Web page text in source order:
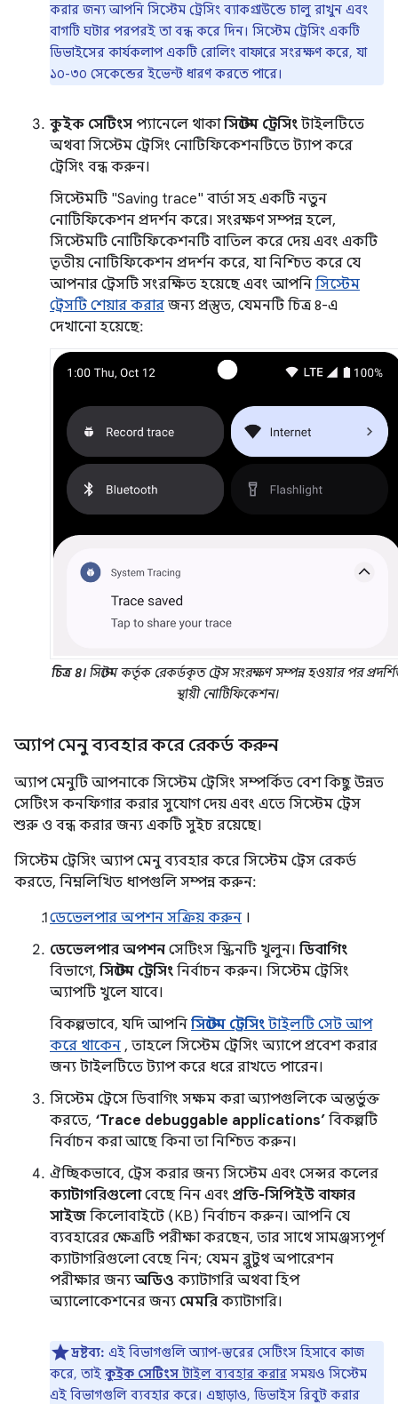
করার জন্য আপনি সিস্টেম ট্রেসিং ব্যাকগ্রাউন্ডে চালু রাখুন এবং
বাগটি ঘটার পরপরই তা বন্ধ করে দিন। সিস্টেম ট্রেসিং একটি
ডিভাইসের কার্যকলাপ একটি রোলিং বাফারে সংরক্ষণ করে, যা
১০-৩০ সেকেন্ডের ইভেন্ট ধারণ করতে পারে।
কুইক সেটিংস প্যানেলে থাকাসিস্টেম ট্রেসিং টাইলটিতে
অথবা সিস্টেম ট্রেসিং নোটিফিকেশনটিতে ট্যাপ করে
ট্রেসিং বন্ধ করুন।
সিস্টেমটি "Saving trace" বার্তা সহ একটি নতুন
নোটিফিকেশন প্রদর্শন করে। সংরক্ষণ সম্পন্ন হলে,
সিস্টেমটি নোটিফিকেশনটি বাতিল করে দেয় এবং একটি
তৃতীয় নোটিফিকেশন প্রদর্শন করে, যা নিশ্চিত করে যে
আপনার ট্রেসটি সংরক্ষিত হয়েছে এবং আপনি সিস্টেম
ট্রেসটি শেয়ার করার জন্য প্রস্তুত, যেমনটি চিত্র ৪-এ
দেখানো হয়েছে:
চিত্র ৪।সিস্টেম কর্তৃক রেকর্ডকৃত ট্রেস সংরক্ষণ সম্পন্ন হওয়ার পর
স্থায়ী নোটিফিকেশন।
অ্যাপ মেনু ব্যবহার করে রেকর্ড করুন
অ্যাপ মেনুটি আপনাকে সিস্টেম ট্রেসিং সম্পর্কিত বেশ কিছু উন্নত
সেটিংস কনফিগার করার সুযোগ দেয় এবং এতে সিস্টেম ট্রেস
শুরু ও বন্ধ করার জন্য একটি সুইচ রয়েছে।
সিস্টেম ট্রেসিং অ্যাপ মেনু ব্যবহার করে সিস্টেম ট্রেস রেকর্ড
করতে, নিম্নলিখিত ধাপগুলি সম্পন্ন করুন:
ডেভেলপার অপশন সক্রিয় করুন ।
ডেভেলপার অপশন সেটিংস স্ক্রিনটি খুলুন। ডিবাগিং
বিভাগে, সিস্টেম ট্রেসিং নির্বাচন করুন। সিস্টেম ট্রেসিং
অ্যাপটি খুলে যাবে।
বিকল্পভাবে, যদি আপনি সিস্টেম ট্রেসিং টাইলটি সেট আপ
করে থাকেন , তাহলে সিস্টেম ট্রেসিং অ্যাপে প্রবেশ করার
জন্য টাইলটিতে ট্যাপ করে ধরে রাখতে পারেন।
সিস্টেম ট্রেসে ডিবাগিং সক্ষম করা অ্যাপগুলিকে অন্তর্ভুক্ত
করতে, ‘Trace debuggable applications’ বিকল্পটি
নির্বাচন করা আছে কিনা তা নিশ্চিত করুন।
ঐচ্ছিকভাবে, ট্রেস করার জন্য সিস্টেম এবং সেন্সর কলের
ক্যাটাগরিগুলোবেছে নিন এবং প্রতি-সিপিইউ বাফার
সাইজ কিলোবাইটে (KB) নির্বাচন করুন। আপনি যে
ব্যবহারের ক্ষেত্রটি পরীক্ষা করছেন, তার সাথে সামঞ্জস্যপূর্ণ
ক্যাটাগরিগুলো বেছে নিন; যেমন ব্লুটুথ অপারেশন
পরীক্ষার জন্য অডিও ক্যাটাগরি অথবা হিপ
অ্যালোকেশনের জন্য মেমরি ক্যাটাগরি।
দ্রষ্টব্য: এই বিভাগগুলি অ্যাপ-স্তরের সেটিংস হিসাবে কাজ
করে, তাই কুইক সেটিংস টাইল ব্যবহার করার সময়ও সিস্টেম
এই বিভাগগুলি ব্যবহার করে। এছাড়াও, ডিভাইস রিবুট করার